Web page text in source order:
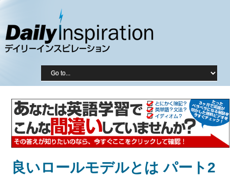
良いロールモデルとは パート2